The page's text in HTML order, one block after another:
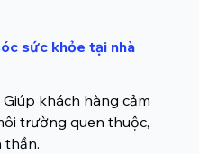
sức khỏe tại nhà
Giúp khách hàng cảm
trường quen thuộc,
thần.